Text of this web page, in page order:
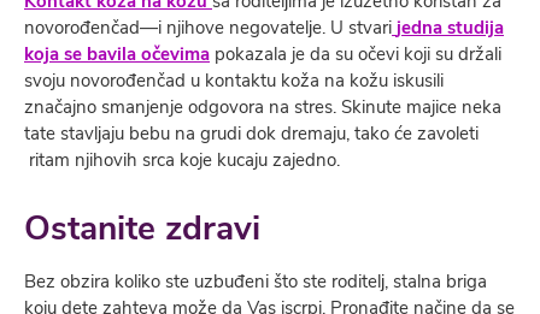
novorođenčad—i njihove negovatelјe. U stvari jedna studija
koja se bavila očevima pokazala je da su očevi koji su držali
svoju novorođenčad u kontaktu koža na kožu iskusili
značajno smanjenje odgovora na stres. Skinute majice neka
tate stavlјaju bebu na grudi dok dremaju, tako će zavoleti
ritam njihovih srca koje kucaju zajedno.
Ostanite zdravi
Bez obzira koliko ste uzbuđeni što ste roditelј, stalna briga
koju dete zahteva može da Vas iscrpi. Pronađite načine da se